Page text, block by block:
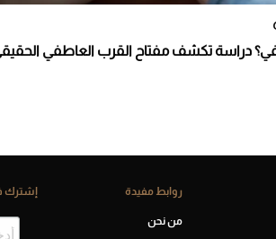
دراسة تكشف مفتاح القرب العاطفي
روابط مفيدة
من نحن
إشترك